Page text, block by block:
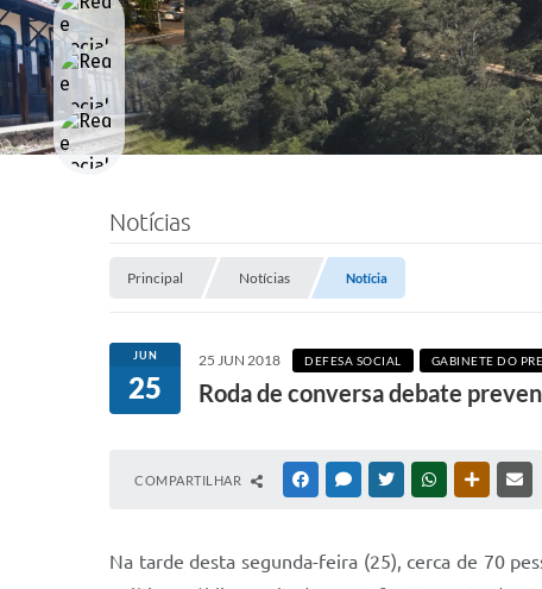
Notícias
Principal Notícias Notícia
JUN
25
25 JUN 2018 DEFESA SOCIAL GABINETE DO
Roda de conversa debate
COMPARTILHAR FACEBOOKMESSENGER
TWITTERWHATSAPPOUTRAS
Na tarde desta segunda-feira (25), cerca de 70